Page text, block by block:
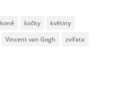
koně kočky
květiny
Vincent van Gogh
zvířata